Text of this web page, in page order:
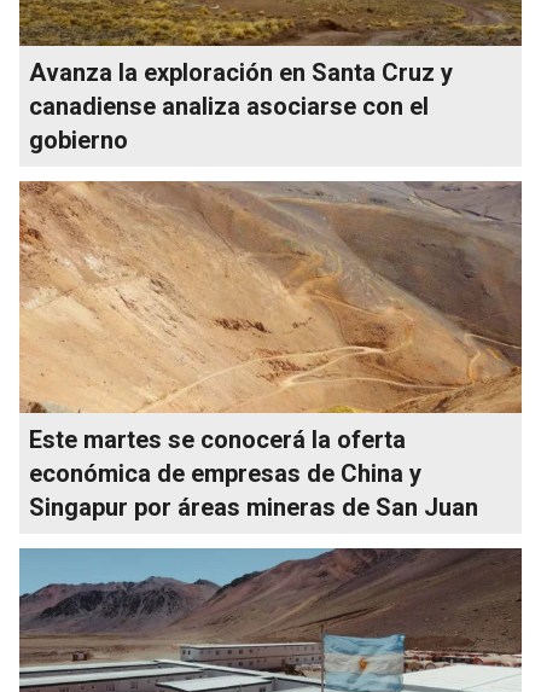
Avanza la exploración en Santa Cruz y
canadiense analiza asociarse con el
gobierno
Este martes se conocerá la oferta
económica de empresas de China y
Singapur por áreas mineras de San Juan